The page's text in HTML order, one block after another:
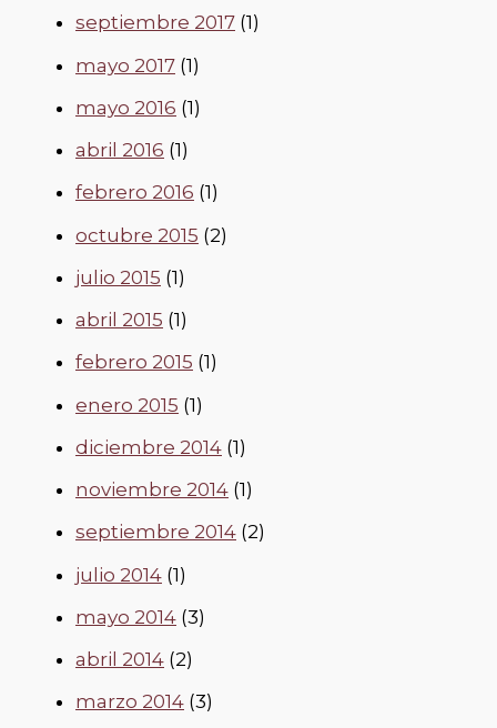
septiembre 2017 (1)
mayo 2017 (1)
mayo 2016 (1)
abril 2016 (1)
febrero 2016 (1)
octubre 2015 (2)
julio 2015 (1)
abril 2015 (1)
febrero 2015 (1)
enero 2015 (1)
diciembre 2014 (1)
noviembre 2014 (1)
septiembre 2014 (2)
julio 2014 (1)
mayo 2014 (3)
abril 2014 (2)
marzo 2014 (3)